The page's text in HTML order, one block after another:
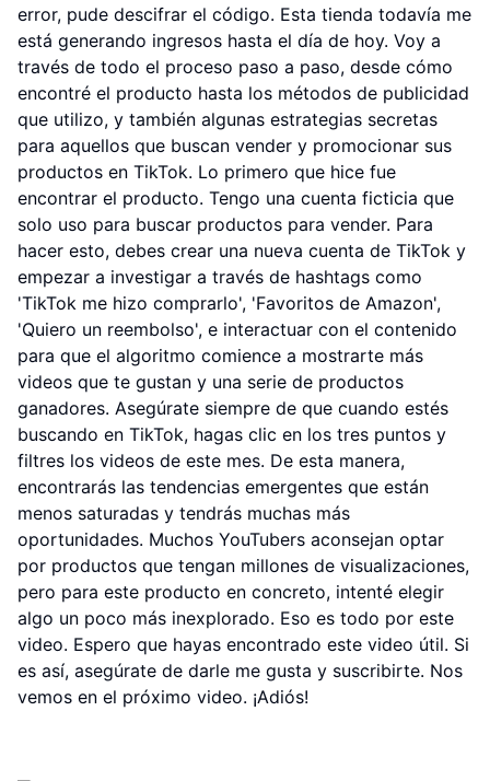
error, pude descifrar el código. Esta tienda todavía me
está generando ingresos hasta el día de hoy. Voy a
través de todo el proceso paso a paso, desde cómo
encontré el producto hasta los métodos de publicidad
que utilizo, y también algunas estrategias secretas
para aquellos que buscan vender y promocionar sus
productos en TikTok. Lo primero que hice fue
encontrar el producto. Tengo una cuenta ficticia que
solo uso para buscar productos para vender. Para
hacer esto, debes crear una nueva cuenta de TikTok y
empezar a investigar a través de hashtags como
'TikTok me hizo comprarlo', 'Favoritos de Amazon',
'Quiero un reembolso', e interactuar con el contenido
para que el algoritmo comience a mostrarte más
videos que te gustan y una serie de productos
ganadores. Asegúrate siempre de que cuando estés
buscando en TikTok, hagas clic en los tres puntos y
filtres los videos de este mes. De esta manera,
encontrarás las tendencias emergentes que están
menos saturadas y tendrás muchas más
oportunidades. Muchos YouTubers aconsejan optar
por productos que tengan millones de visualizaciones,
pero para este producto en concreto, intenté elegir
algo un poco más inexplorado. Eso es todo por este
video. Espero que hayas encontrado este video útil. Si
es así, asegúrate de darle me gusta y suscribirte. Nos
vemos en el próximo video. ¡Adiós!